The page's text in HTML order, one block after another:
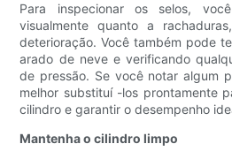
Para inspecionar os selos,
visualmente quanto a
deterioração. Você também pode
arado de neve e verificando
de pressão. Se você notar algum
melhor substituí -los prontamente
cilindro e garantir o desempenho
Mantenha o cilindro limpo